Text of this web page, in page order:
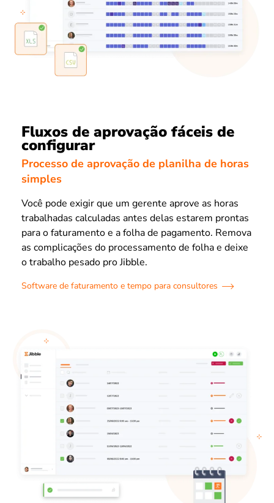
Fluxos de aprovação fáceis de
configurar
Processo de aprovação de planilha de horas
simples
Você pode exigir que um gerente aprove as horas
trabalhadas calculadas antes delas estarem prontas
para o faturamento e a folha de pagamento. Remova
as complicações do processamento de folha e deixe
o trabalho pesado pro Jibble.
Software de faturamento e tempo para consultores